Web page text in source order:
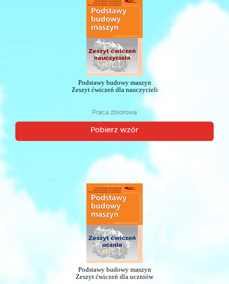
Podstawy budowy maszyn
Zeszyt ćwiczeń dla nauczycieli
Praca zbiorowa
Pobierz wzór
Podstawy budowy maszyn
Zeszyt ćwiczeń dla uczniów